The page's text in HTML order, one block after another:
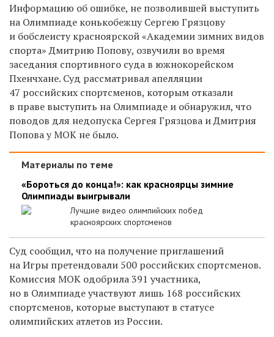
Информацию об ошибке, не позволившей выступить
на Олимпиаде конькобежцу Сергею Грязцову
и бобслеисту красноярской «Академии зимних видов
спорта» Дмитрию Попову, озвучили во время
заседания спортивного суда в южнокорейском
Пхенчхане. Суд рассматривал апелляции
47 российских спортсменов, которым отказали
в праве выступить на Олимпиаде и обнаружил, что
поводов для недопуска Сергея Грязцова и Дмитрия
Попова у МОК не было.
Материалы по теме
«Бороться до конца!»: как красноярцы зимние
Олимпиады выигрывали
Лучшие видео олимпийских побед
красноярских спортсменов
Суд сообщил, что на получение приглашений
на Игры претендовали 500 российских спортсменов.
Комиссия МОК одобрила 391 участника,
но в Олимпиаде участвуют лишь 168 российских
спортсменов, которые выступают в статусе
олимпийских атлетов из России.